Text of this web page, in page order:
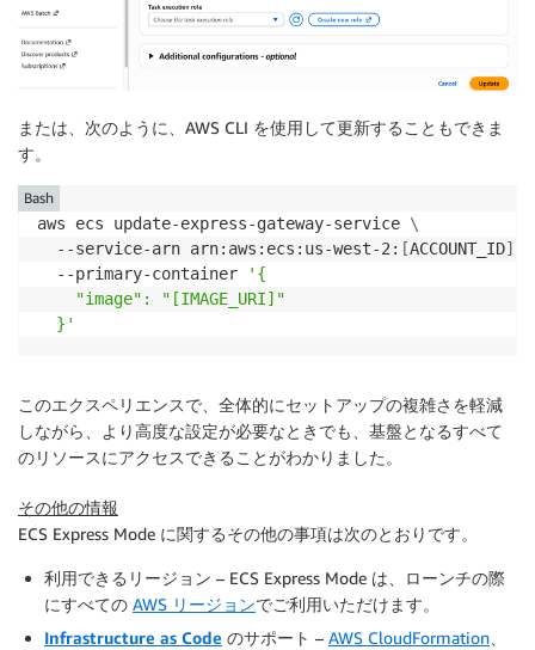
または、次のように、AWS CLI を使用して更新することもできま
す。
aws ecs update-express-gateway-service \
  --service-arn arn:aws:ecs:us-west-2:
[ACCOUNT_ID]
  --primary-container
'{
    "image": "[IMAGE_URI]"
  }'
Bash
このエクスペリエンスで、全体的にセットアップの複雑さを軽減
しながら、より高度な設定が必要なときでも、基盤となるすべて
のリソースにアクセスできることがわかりました。
その他の情報
ECS Express Mode に関するその他の事項は次のとおりです。
利用できるリージョン – ECS Express Mode は、ローンチの際
にすべての AWS リージョンでご利用いただけます。
Infrastructure as Code のサポート – AWS CloudFormation